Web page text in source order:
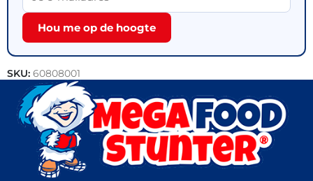
Hou me op de hoogte
SKU: 60808001
Categorieën:Halal